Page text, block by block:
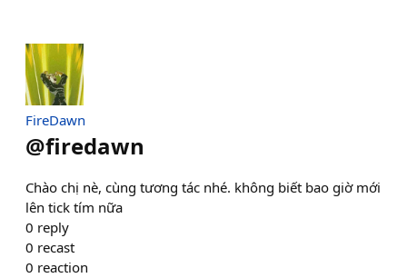
FireDawn
@firedawn
Chào chị nè, cùng tương tác nhé. không biết bao giờ mới
lên tick tím nữa
0 reply
0 recast
0 reaction